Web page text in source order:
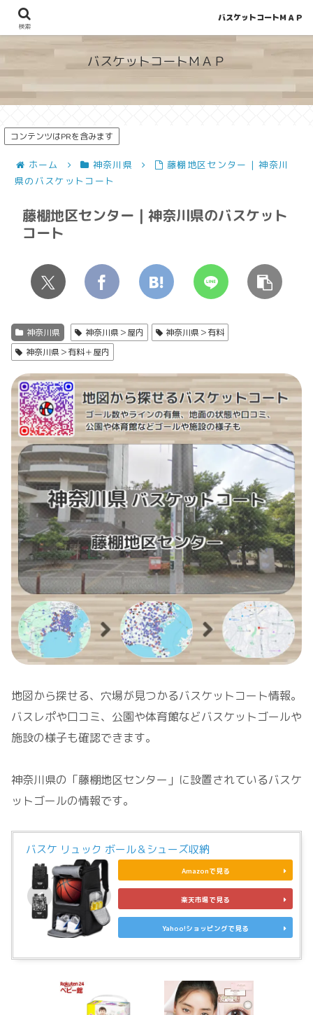
地図から探せる！穴場が見つかるバスケットコート情報
バスケットコートＭＡＰ
コンテンツはPRを含みます
ホーム 神奈川県
藤棚地区センター | 神奈川
県のバスケットコート
藤棚地区センター | 神奈川県のバスケット
コート
神奈川県 神奈川県＞屋内
神奈川県＞有料
神奈川県＞有料＋屋内
地図から探せる、穴場が見つかるバスケットコート情報。
バスレポや口コミ、公園や体育館などバスケットゴールや
施設の様子も確認できます。
神奈川県の「藤棚地区センター」に設置されているバスケ
ットゴールの情報です。
バスケ リュック ボール＆シューズ収納
Amazonで見る
楽天市場で見る
Yahoo!ショッピングで見る
検索
バスケットコートＭＡＰ